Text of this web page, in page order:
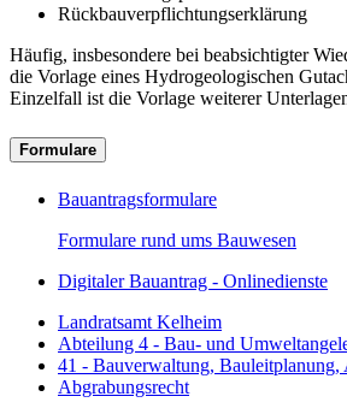
Rückbauverpflichtungserklärung
Häufig, insbesondere bei beabsichtigter
die Vorlage eines Hydrogeologischen
Einzelfall ist die Vorlage weiterer
Formulare
Bauantragsformulare
Formulare rund ums Bauwesen
Digitaler Bauantrag - Onlinedienste
Landratsamt Kelheim
Abteilung 4 - Bau- und
41 - Bauverwaltung, Bauleitplanung,
Abgrabungsrecht